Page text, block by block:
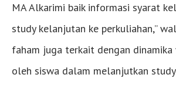
MA Alkarimi baik informasi syarat
study kelanjutan ke perkuliahan,”
faham juga terkait dengan dinamika
oleh siswa dalam melanjutkan